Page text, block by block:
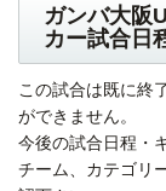
ガンバ大阪
カー試合日
この試合は既に終
ができません。
今後の試合日程・
チーム、カテゴリ